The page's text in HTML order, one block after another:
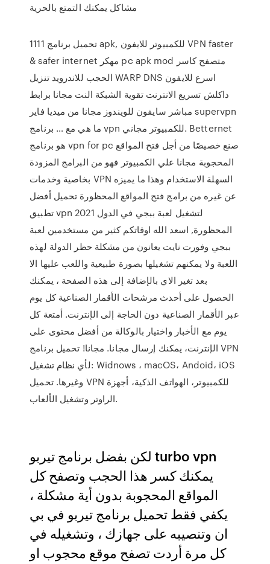
مشاكل يمكنك التمتع بالحرية
تحميل برنامج 1111 apk, للكمبيوتر للايفون VPN faster
& safer internet مهكر pc apk mod متصفح كاسر
الحجب للاندرويد تنزيل WARP DNS اسرع للايفون
داكلش تسريع الانترنت تقوية الشبكة النت مجانا برابط
مباشر سايفون للويندوز مجانا من ميديا فاير supervpn
ما هي مع … برنامج vpn للكمبيوتر مجاني. Betternet
هو برنامج vpn for pc صنع خصيصًا من أجل فتح المواقع
المحجوبة مجانا علي الكمبيوتر فهو من البرامج المزودة
بخاصية وخدمات VPN السهلة الاستخدام وهذا ما يميزه
عن غيره من برامج فتح المواقع المحظورة تحميل أفضل
تطبيق vpn 2021 لتشغيل لعبة ببجي في الدول
المحظورة, اسعد الله اوقاتكم كثير من مستخدمين لعبة
ببجي وفورت نايت يعانون من مشكلة حظر الدولة لهذه
اللعبة ولا يمكنهم تشغيلها بصورة طبيعية واللعب عليها الا
بعد تغير الاي بالإضافة إلى هذه الصفحة ، يمكنك
الحصول على أحدث مرشحات الأقمار الصناعية كل يوم
عبر الأقمار الصناعية دون الحاجة إلى الإنترنت. أمتعة كل
يوم مع الأخبار واختيار بالوكالة من أفضل محتوى على
الإنترنت، يمكنك إرسال مجانا. مجانا! تحميل برنامج VPN
لأي نظام تشغيل: Widnows ، macOS، Andoid، iOS
وغيرها. تحميل VPN للكمبيوتر، الهواتف الذكية، أجهزة
الراوتر وتشغيل الألعاب.
لكن بفضل برنامج تيربو turbo vpn
يمكنك كسر هذا الحجب وتصفح كل
المواقع المحجوبة بدون أية مشكلة ،
يكفي فقط تحميل برنامج تيربو في بي
ان وتنصيبه على جهازك ، وتشغيله في
كل مرة أردت تصفح موقع محجوب او